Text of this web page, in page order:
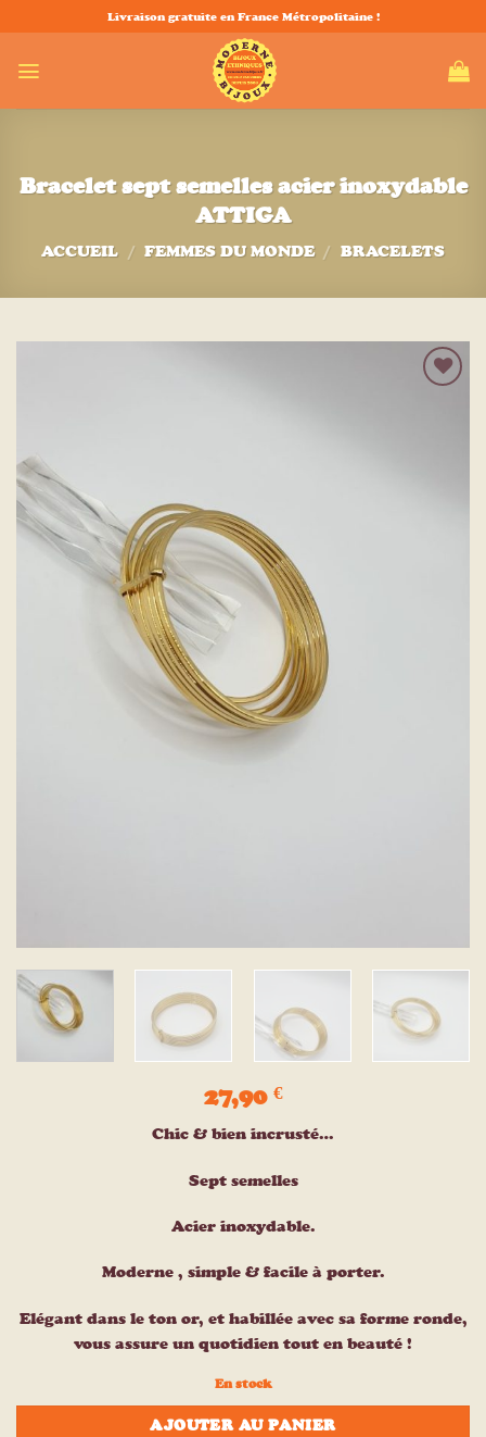
au
contenu
Livraison gratuite en France Métropolitaine !
Bracelet sept semelles acier inoxydable
ATTIGA
ACCUEIL / FEMMES DU MONDE / BRACELETS
27,90 €
Chic & bien incrusté…
Sept semelles
Acier inoxydable.
Moderne , simple & facile à porter.
Elégant dans le ton or, et habillée avec sa forme ronde,
vous assure un quotidien tout en beauté !
En stock
AJOUTER AU PANIER